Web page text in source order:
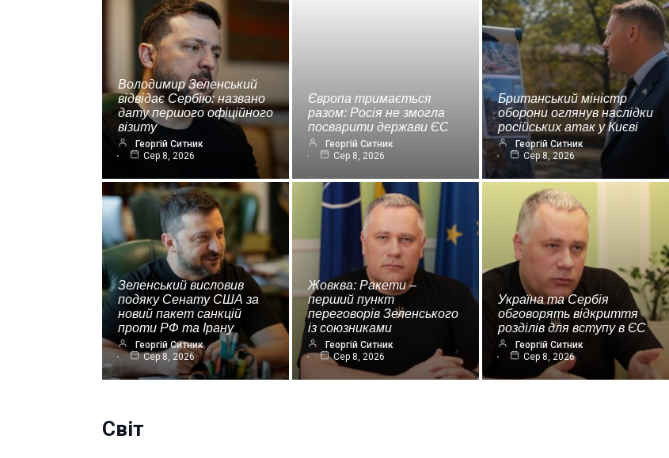
Володимир Зеленський
відвідає Сербію: названо
дату першого офіційного
візиту
Георгій Ситник
Сер 8, 2026
Європа тримається
разом: Росія не змогла
посварити держави ЄС
Георгій Ситник
Сер 8, 2026
Британський міністр
оборони оглянув наслідки
російських атак у Києві
Георгій Ситник
Сер 8, 2026
Зеленський висловив
подяку Сенату США за
новий пакет санкцій
проти РФ та Ірану
Георгій Ситник
Сер 8, 2026
Жовква: Ракети –
перший пункт
переговорів Зеленського
із союзниками
Георгій Ситник
Сер 8, 2026
Україна та Сербія
обговорять відкриття
розділів для вступу в ЄС
Георгій Ситник
Сер 8, 2026
Світ